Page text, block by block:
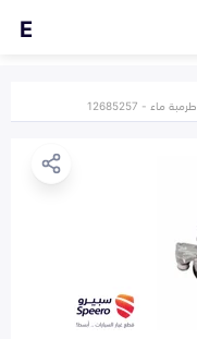
E
طرمبة ماء - 12685257